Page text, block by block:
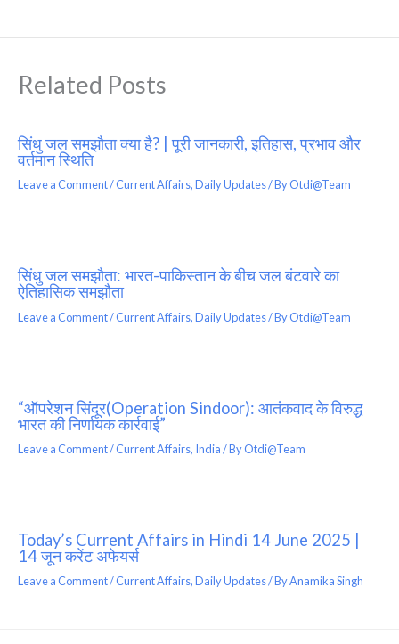
Related Posts
सिंधु जल समझौता क्या है? | पूरी जानकारी, इतिहास, प्रभाव और
वर्तमान स्थिति
Leave a Comment/Current Affairs,Daily Updates/ ByOtdi@Team
सिंधु जल समझौता: भारत-पाकिस्तान के बीच जल बंटवारे का
ऐतिहासिक समझौता
Leave a Comment/Current Affairs,Daily Updates/ ByOtdi@Team
“ऑपरेशन सिंदूर(Operation Sindoor): आतंकवाद के विरुद्ध
भारत की निर्णायक कार्रवाई”
Leave a Comment/Current Affairs, India/ ByOtdi@Team
Today’s Current Affairs in Hindi 14 June 2025 |
14 जून करेंट अफेयर्स
Leave a Comment/Current Affairs,Daily Updates/ ByAnamika Singh